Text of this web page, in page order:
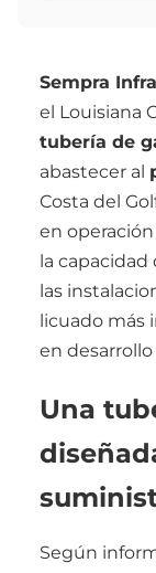
Sempra
el Louisiana
tubería de
abastecer al
Costa del
en
la capacidad
las
licuado más
en
Una
Según